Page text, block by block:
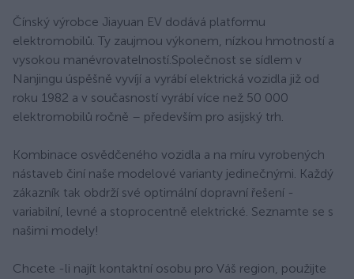
Čínský výrobce Jiayuan EV dodává platformu
elektromobilů. Ty zaujmou výkonem, nízkou hmotností a
vysokou manévrovatelností.Společnost se sídlem v
Nanjingu úspěšně vyvíjí a vyrábí elektrická vozidla již od
roku 1982 a v současností vyrábí více než 50 000
elektromobilů ročně – především pro asijský trh.
Kombinace osvědčeného vozidla a na míru vyrobených
nástaveb činí naše modelové varianty jedinečnými. Každý
zákazník tak obdrží své optimální dopravní řešení -
variabilní, levné a stoprocentně elektrické. Seznamte se s
našimi modely!
Chcete -li najít kontaktní osobu pro Váš region, použijte